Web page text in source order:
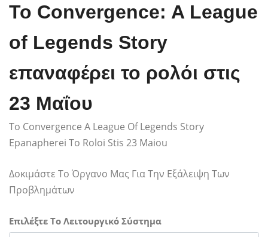
Το Convergence: A League
of Legends Story
επαναφέρει το ρολόι στις
23 Μαΐου
To Convergence A League Of Legends Story
Epanapherei To Roloi Stis 23 Maiou
Δοκιμάστε Το Όργανο Μας Για Την Εξάλειψη Των
Προβλημάτων
Επιλέξτε Το Λειτουργικό Σύστημα